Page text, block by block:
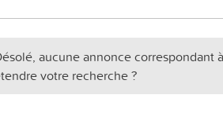
aucune annonce correspondant
votre recherche ?